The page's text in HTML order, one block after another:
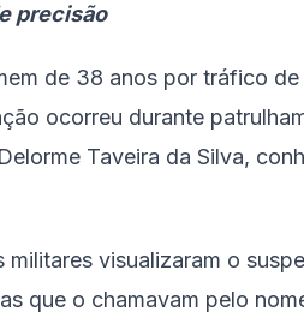
precisão
de 38 anos por tráfico
ocorreu durante
Taveira da Silva,
visualizaram o
que o chamavam pelo